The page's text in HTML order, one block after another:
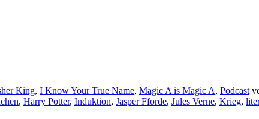
King, I Know Your True Name, Magic A is Magic A, Podcast
, Harry Potter, Induktion, Jasper Fforde, Jules Verne, Krieg,